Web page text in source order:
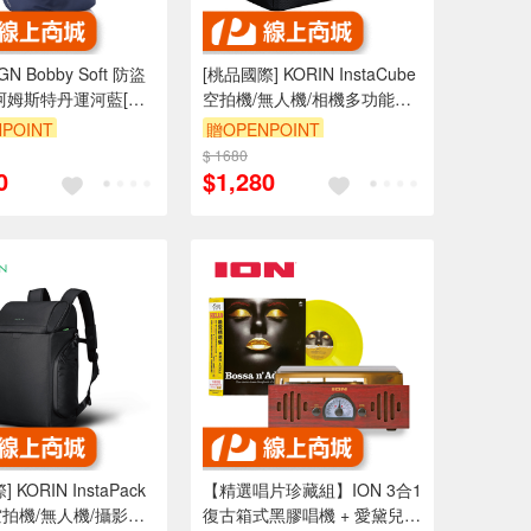
Bobby Soft 防盜
姆斯特丹運河藍[桃
[桃品國際] KORIN InstaCube
空拍機/無人機/相機多功能攝
影收納方塊包
贈OPENPOINT
$ 1680
$1,280
] KORIN InstaPack
機/無人機/攝影防
【精選唱片珍藏組】ION 3合1
復古箱式黑膠唱機 + 愛黛兒最